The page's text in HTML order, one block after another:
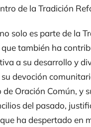
de la Tradición
solo es parte de la
también ha
a su desarrollo y
devoción
Oración Común, y
del pasado,
ha despertado en